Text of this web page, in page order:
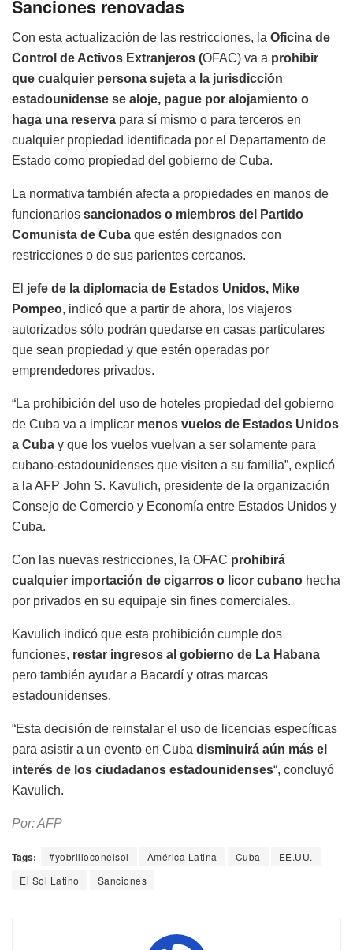
Sanciones renovadas
Con esta actualización de las restricciones, la Oficina de
Control de Activos Extranjeros (OFAC) va a prohibir
que cualquier persona sujeta a la jurisdicción
estadounidense se aloje, pague por alojamiento o
haga una reserva para sí mismo o para terceros en
cualquier propiedad identificada por el Departamento de
Estado como propiedad del gobierno de Cuba.
La normativa también afecta a propiedades en manos de
funcionarios sancionados o miembros del Partido
Comunista de Cuba que estén designados con
restricciones o de sus parientes cercanos.
El jefe de la diplomacia de Estados Unidos, Mike
Pompeo, indicó que a partir de ahora, los viajeros
autorizados sólo podrán quedarse en casas particulares
que sean propiedad y que estén operadas por
emprendedores privados.
“La prohibición del uso de hoteles propiedad del gobierno
de Cuba va a implicar menos vuelos de Estados Unidos
a Cuba y que los vuelos vuelvan a ser solamente para
cubano-estadounidenses que visiten a su familia”, explicó
a la AFP John S. Kavulich, presidente de la organización
Consejo de Comercio y Economía entre Estados Unidos y
Cuba.
Con las nuevas restricciones, la OFAC prohibirá
cualquier importación de cigarros o licor cubano hecha
por privados en su equipaje sin fines comerciales.
Kavulich indicó que esta prohibición cumple dos
funciones, restar ingresos al gobierno de La Habana
pero también ayudar a Bacardí y otras marcas
estadounidenses.
“Esta decisión de reinstalar el uso de licencias específicas
para asistir a un evento en Cuba disminuirá aún más el
interés de los ciudadanos estadounidenses“, concluyó
Kavulich.
Por: AFP
Tags: #yobrilloconelsol América Latina Cuba
EE.UU.
El Sol Latino
Sanciones